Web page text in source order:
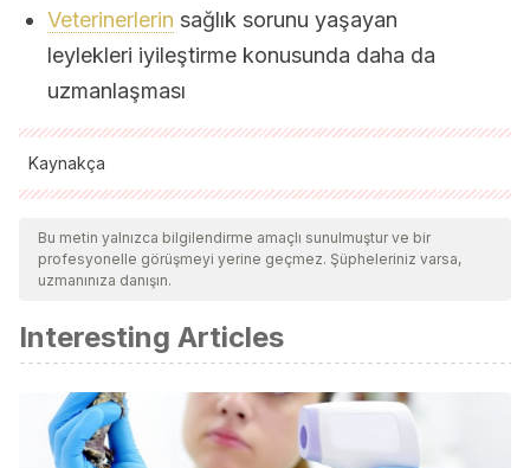
Veterinerlerin sağlık sorunu yaşayan
leylekleri iyileştirme konusunda daha da
uzmanlaşması
Kaynakça
Tüm alıntı yapılan kaynaklar, kalitelerini, güvenilirliklerini,
güncelliklerini ve geçerliliklerini sağlamak için ekibimiz
tarafından derinlemesine incelendi. Bu makalenin bibliyografisi
kabul edildi.
Las cigüeñas ibéricas: la cigüeña negra y la cigüeña
blanca. Colección GREFA-BCH, Nº 9. Pág.:2-8; 16.
Bu metin yalnızca bilgilendirme amaçlı sunulmuştur ve bir
profesyonelle görüşmeyi yerine geçmez. Şüpheleriniz varsa,
uzmanınıza danışın.
Interesting Articles